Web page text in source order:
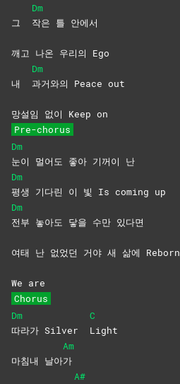
그
Dm
작은 틀 안에서
깨고 나온 우리의 Ego
내
Dm
과거와의 Peace out
망설임 없이 Keep on
Pre-chorus
Dm
눈이 멀어도 좋아 기꺼이 난
Dm
평생 기다린 이 빛 Is coming up
Dm
전부 놓아도 닿을 수만 있다면
여태 난 없었던 거야 새 삶에 Reborn
We are
Chorus
Dm
따라가 Silver
C
Light
마침내 날아
Am
가
A#